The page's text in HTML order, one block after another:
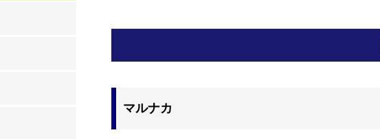
マルナカ